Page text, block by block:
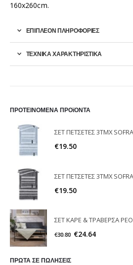
160x260cm.
ΕΠΙΠΛΈΟΝ ΠΛΗΡΟΦΟΡΊΕΣ
ΤΕΧΝΙΚΑ ΧΑΡΑΚΤΗΡΙΣΤΙΚΑ
ΠΡΟΤΕΙΝΟΜΕΝΑ ΠΡΟϊΟΝΤΑ
ΣΕΤ ΠΕΤΣΕΤΕΣ 3ΤΜΧ
€19.50
€19.50
€30.80 €24.64
ΠΡΩΤΑ ΣΕ ΠΩΛΗΣΕΙΣ